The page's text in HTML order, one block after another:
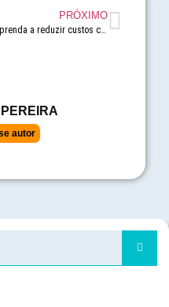
PRÓXIMO
Aprenda a reduzir custos com a área de TI
autor